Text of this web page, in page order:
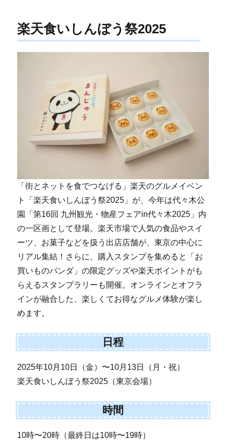
楽天食いしんぼう祭2025
「街とネットを食でつなげる」楽天のグルメイベン
ト「楽天食いしんぼう祭2025」が、今年は代々木公
園「第16回 九州観光・物産フェアin代々木2025」内
の一区画として登場。楽天市場で人気の食品やスイ
ーツ、お菓子などを扱う出店店舗が、東京の中心に
リアル集結！さらに、購入スタンプを集めると「お
買いものパンダ」の限定グッズや楽天ポイントがも
らえるスタンプラリーも開催。オンラインとオフラ
インが融合した、楽しくてお得なグルメ体験が楽し
めます。
日程
2025年10月10日（金）〜10月13日（月・祝）
楽天食いしんぼう祭2025（東京会場）
時間
10時〜20時（最終日は10時〜19時）